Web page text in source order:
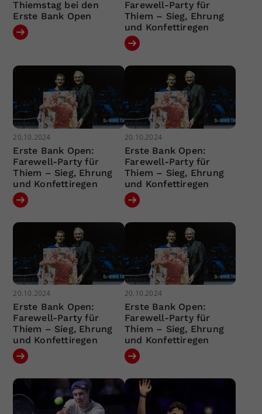
Thiemstag bei den
Erste Bank Open
Farewell-Party für
Thiem – Sieg, Ehrung
und Konfettiregen
20.10.2024
Erste Bank Open:
Farewell-Party für
Thiem – Sieg, Ehrung
und Konfettiregen
20.10.2024
Erste Bank Open:
Farewell-Party für
Thiem – Sieg, Ehrung
und Konfettiregen
20.10.2024
Erste Bank Open:
Farewell-Party für
Thiem – Sieg, Ehrung
und Konfettiregen
20.10.2024
Erste Bank Open:
Farewell-Party für
Thiem – Sieg, Ehrung
und Konfettiregen